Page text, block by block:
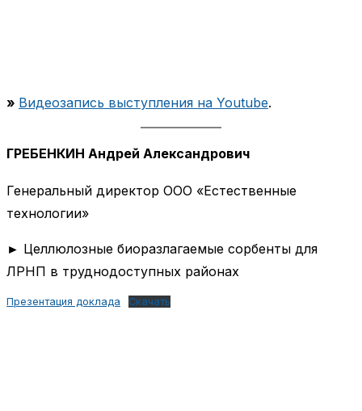
» Видеозапись выступления на Youtube.
ГРЕБЕНКИН Андрей Александрович
Генеральный директор ООО «Естественные
технологии»
► Целлюлозные биоразлагаемые сорбенты для
ЛРНП в труднодоступных районах
Презентация доклада Скачать